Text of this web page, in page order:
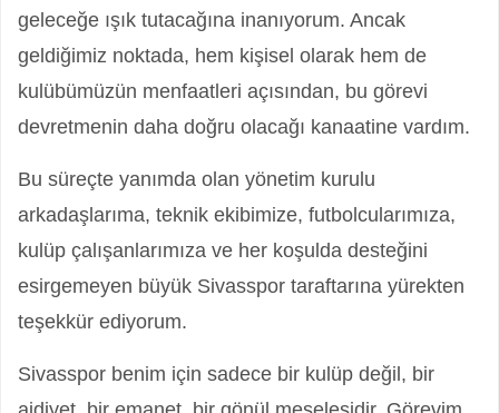
geleceğe ışık tutacağına inanıyorum. Ancak
geldiğimiz noktada, hem kişisel olarak hem de
kulübümüzün menfaatleri açısından, bu görevi
devretmenin daha doğru olacağı kanaatine vardım.
Bu süreçte yanımda olan yönetim kurulu
arkadaşlarıma, teknik ekibimize, futbolcularımıza,
kulüp çalışanlarımıza ve her koşulda desteğini
esirgemeyen büyük Sivasspor taraftarına yürekten
teşekkür ediyorum.
Sivasspor benim için sadece bir kulüp değil, bir